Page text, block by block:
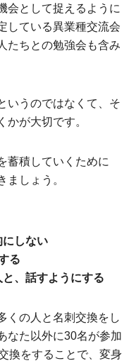
会として捉えるように
している異業種交流会
たちとの勉強会も含み
いうのではなくて、そ
かが大切です。
蓄積していくために
ましょう。
にしない
る
と、話すようにする
くの人と名刺交換をし
なた以外に30名が参加
換をすることで、変身